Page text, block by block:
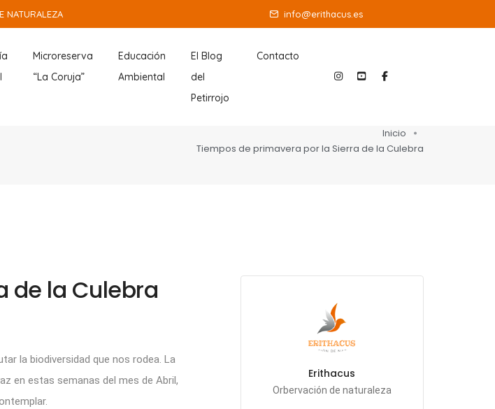
NATURALEZA info@erithacus.es
Microreserva
“La Coruja”
Educación
Ambiental
El Blog
del
Petirrojo
Contacto
MediaMediaMedia
Inicio
Tiempos de primavera por la Sierra de la Culebra
de la Culebra
la biodiversidad que nos rodea. La
en estas semanas del mes de Abril,
Erithacus
Orbervación de naturaleza